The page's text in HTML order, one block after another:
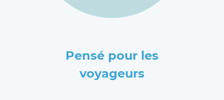
Pensé pour les
voyageurs